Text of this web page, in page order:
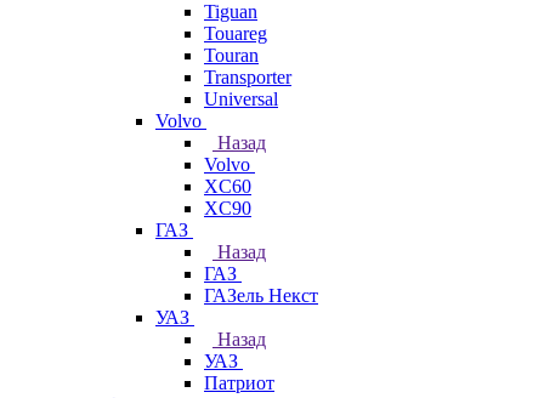
Tiguan
Touareg
Touran
Transporter
Universal
Volvo
Назад
Volvo
XC60
XC90
ГАЗ
Назад
ГАЗ
ГАЗель Некст
УАЗ
Назад
УАЗ
Патриот